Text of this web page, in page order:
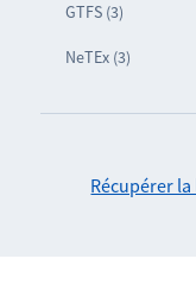
GTFS (3)
NeTEx (3)
Récupérer